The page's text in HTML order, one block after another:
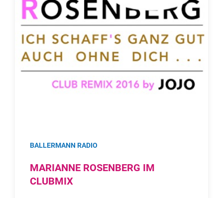
BALLERMANN RADIO
MARIANNE ROSENBERG IM
CLUBMIX